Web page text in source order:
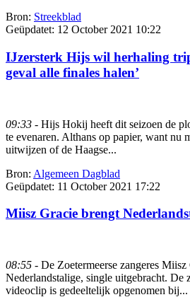
Bron: Streekblad
Geüpdatet: 12 October 2021 10:22
IJzersterk Hijs wil herhaling
geval alle finales halen’
09:33 - Hijs Hokij heeft dit seizoen de
te evenaren. Althans op papier, want nu
uitwijzen of de Haagse...
Bron: Algemeen Dagblad
Geüpdatet: 11 October 2021 17:22
Miisz Gracie brengt
08:55 - De Zoetermeerse zangeres
Nederlandstalige, single uitgebracht. De
videoclip is gedeeltelijk opgenomen bij...